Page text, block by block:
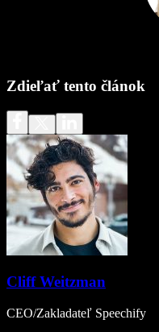
Zdieľať tento článok
Cliff Weitzman
CEO/Zakladateľ Speechify